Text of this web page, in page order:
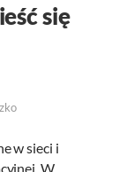
się
w sieci i
W